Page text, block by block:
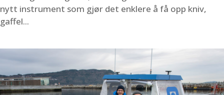
nytt instrument som gjør det enklere å få opp kniv,
gaffel...